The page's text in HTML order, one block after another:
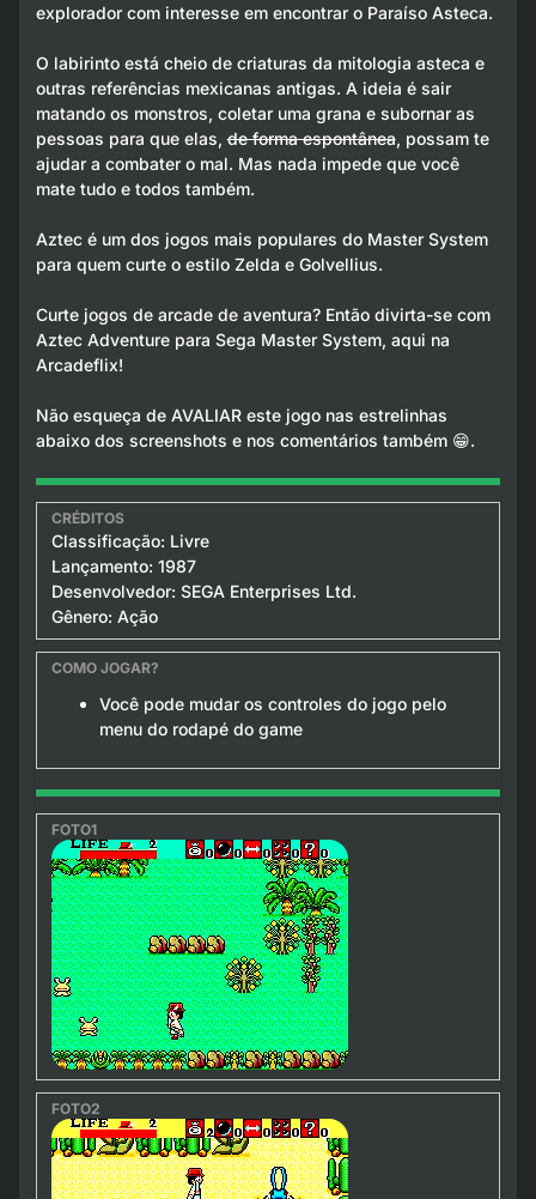
explorador com interesse em encontrar o Paraíso Asteca.
O labirinto está cheio de criaturas da mitologia asteca e
outras referências mexicanas antigas. A ideia é sair
matando os monstros, coletar uma grana e subornar as
pessoas para que elas,de forma espontânea, possam te
ajudar a combater o mal. Mas nada impede que você
mate tudo e todos também.
Aztec é um dos jogos mais populares do Master System
para quem curte o estilo Zelda e Golvellius.
Curte jogos de arcade de aventura? Então divirta-se com
Aztec Adventure para Sega Master System, aqui na
Arcadeflix!
Não esqueça de AVALIAR este jogo nas estrelinhas
abaixo dos screenshots e nos comentários também 😁.
Classificação: Livre
Lançamento: 1987
Desenvolvedor: SEGA Enterprises Ltd.
Gênero: Ação
Você pode mudar os controles do jogo pelo
menu do rodapé do game